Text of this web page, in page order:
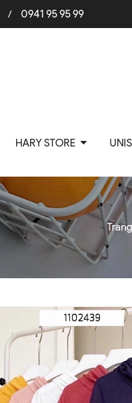
/ 0941 95 95 99
HARY STORE